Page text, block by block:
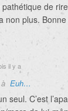
de
non plus.
il y a
Euh…
seul. C’est